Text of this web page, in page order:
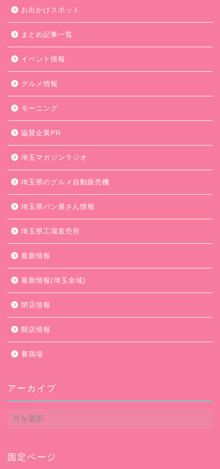
お出かけスポット
まとめ記事一覧
イベント情報
グルメ情報
モーニング
協賛企業PR
埼玉マガジンラジオ
埼玉県のグルメ自動販売機
埼玉県パン屋さん情報
埼玉県工場直売所
最新情報
最新情報(埼玉全域)
閉店情報
開店情報
養鶏場
アーカイブ
ア
ー
ブ
固定ページ